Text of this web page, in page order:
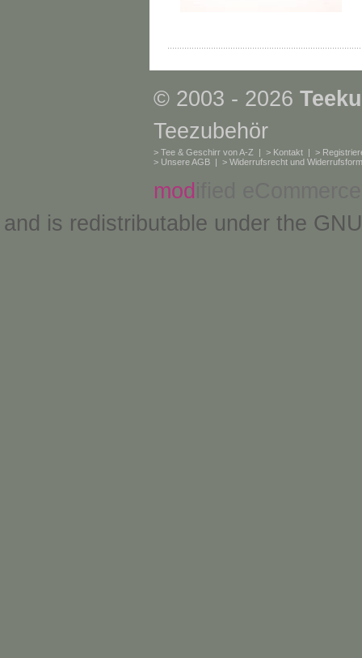
© 2003 - 2026
Teezubehör
> Tee & Geschirr von A-Z | > Kontakt | >
> Unsere AGB | > Widerrufsrecht und
mod
and is redistributable under the